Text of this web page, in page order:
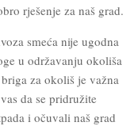
rješenje za naš grad.
smeća nije ugodna
u održavanju okoliša
za okoliš je važna
da se pridružite
i očuvali naš grad